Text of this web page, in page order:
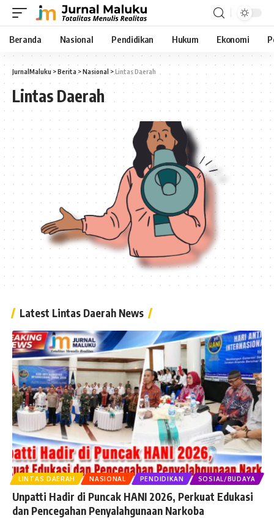
Beranda Nasional Pendidikan Hukum Ekonomi
JurnalMaluku >Berita >Nasional >Lintas Daerah
Lintas Daerah
Latest Lintas Daerah News
LINTAS DAERAH NASIONAL PENDIDIKAN SOSIAL/BUDAYA
Unpatti Hadir di Puncak HANI 2026, Perkuat Edukasi
dan Pencegahan Penyalahgunaan Narkoba